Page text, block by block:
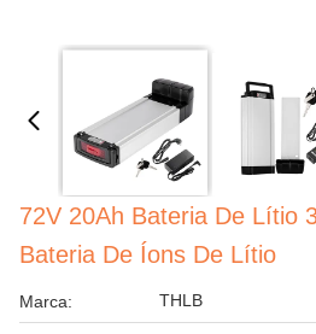
72V 20Ah Bateria De Lítio
Bateria De Íons De Lítio
Marca: THLB